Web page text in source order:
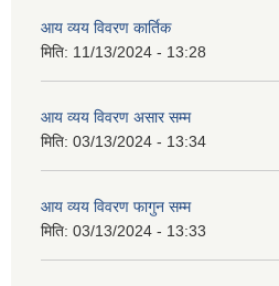
आय व्यय विवरण कार्तिक
मिति: 11/13/2024 - 13:28
आय व्यय विवरण असार सम्म
मिति: 03/13/2024 - 13:34
आय व्यय विवरण फागुन सम्म
मिति: 03/13/2024 - 13:33